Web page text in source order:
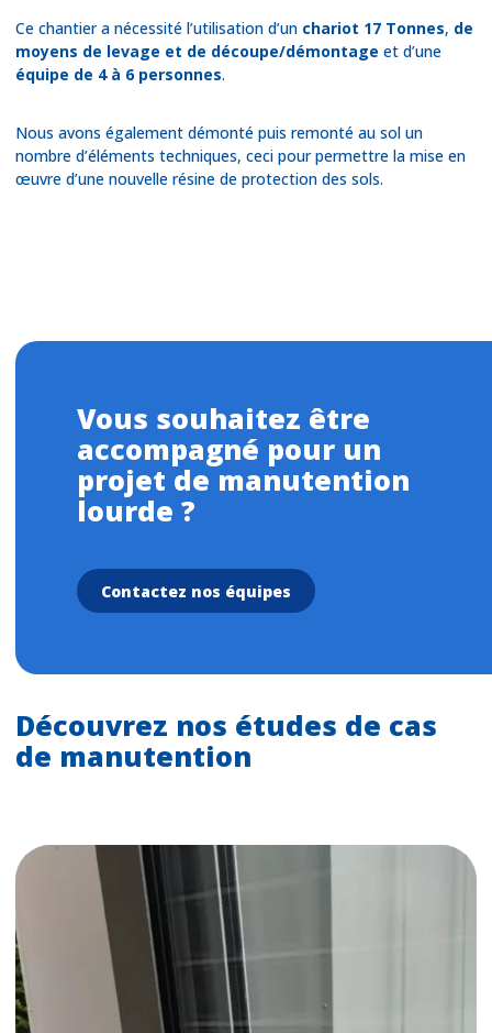
Ce chantier a nécessité l’utilisation d’un chariot 17 Tonnes, de
moyens de levage et de découpe/démontage et d’une
équipe de 4 à 6 personnes.
Nous avons également démonté puis remonté au sol un
nombre d’éléments techniques, ceci pour permettre la mise en
œuvre d’une nouvelle résine de protection des sols.
Vous souhaitez être
accompagné pour un
projet de manutention
lourde ?
Contactez nos équipes
Découvrez nos études de cas
de manutention